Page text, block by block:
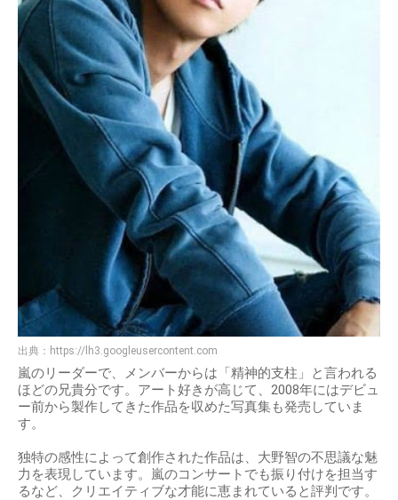
出典： https://lh3.googleusercontent.com
嵐のリーダーで、メンバーからは「精神的支柱」と言われる
ほどの兄貴分です。アート好きが高じて、2008年にはデビュ
ー前から製作してきた作品を収めた写真集も発売していま
す。
独特の感性によって創作された作品は、大野智の不思議な魅
力を表現しています。嵐のコンサートでも振り付けを担当す
るなど、クリエイティブな才能に恵まれていると評判です。